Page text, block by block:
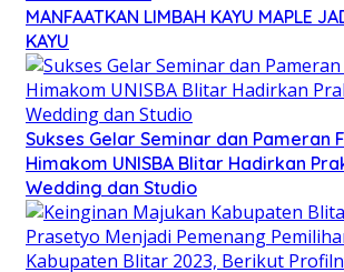
MANFAATKAN LIMBAH KAYU MAPLE
KAYU
Sukses Gelar Seminar dan Pameran
Himakom UNISBA Blitar Hadirkan
Wedding dan Studio